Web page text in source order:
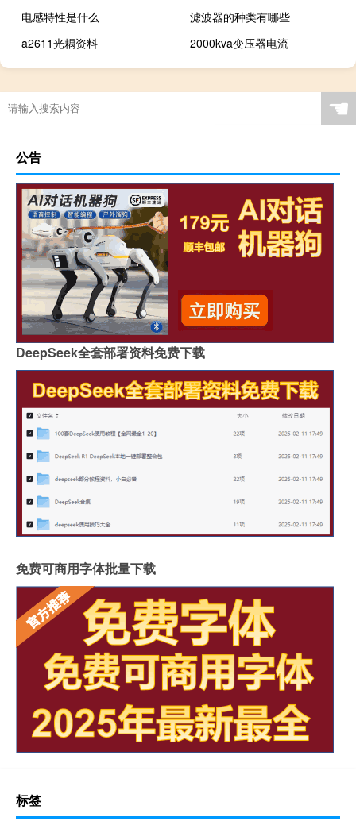
电感特性是什么
滤波器的种类有哪些
a2611光耦资料
2000kva变压器电流
☚
公告
DeepSeek全套部署资料免费下载
免费可商用字体批量下载
标签